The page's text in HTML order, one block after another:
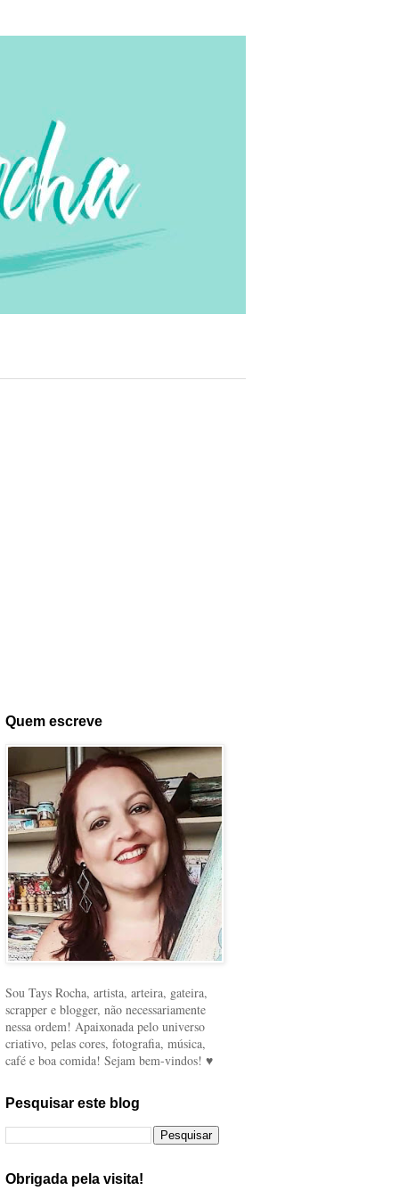
Quem escreve
Sou Tays Rocha, artista, arteira, gateira,
scrapper e blogger, não necessariamente
nessa ordem! Apaixonada pelo universo
criativo, pelas cores, fotografia, música,
café e boa comida! Sejam bem-vindos! ♥
Pesquisar este blog
Obrigada pela visita!